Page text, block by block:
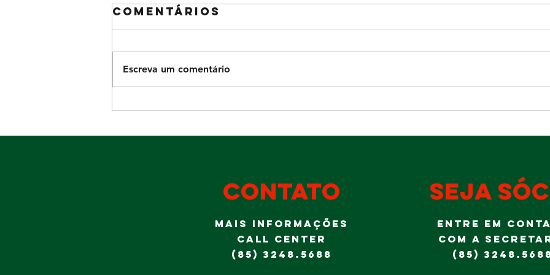
Diversão para
domingo Dia
dos Pais
a
Comentários
Escreva um comentário
contato
MAIS INFORMAÇÕES
CALL CENTER
(85) 3248.5688
seja
ENTRE EM
COM A
(85)